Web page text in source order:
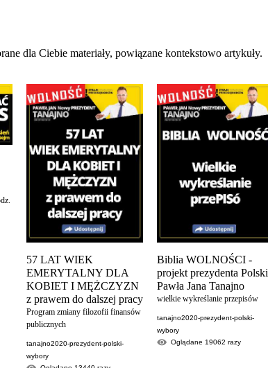
dla Ciebie materiały, powiązane kontekstowo artykuły.
57 LAT WIEK
EMERYTALNY DLA
KOBIET I MĘŻCZYZN
z prawem do dalszej pracy
Program zmiany filozofii finansów
publicznych
tanajno2020-prezydent-polski-
wybory
Biblia WOLNOŚCI -
projekt prezydenta Polski
Pawła Jana Tanajno
wielkie wykreślanie przepisów
tanajno2020-prezydent-polski-
wybory
Oglądane 19062 razy